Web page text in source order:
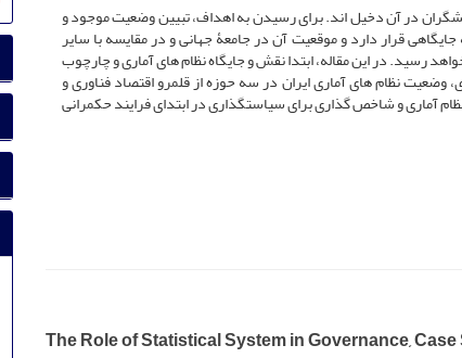
در آن دخیل اند. برای رسیدن به اهداف، تبیین وضعیت موجود و
قرار دارد و موقعیت آن در جامعۀ جهانی و در مقایسه با سایر
در این مقاله، ابتدا نقش و جایگاه نظام های آماری و چارچوب
نظام های آماری ایران در سه حوزه از قلمرو اقتصاد فناوری و
آماری و شاخص گذاری برای سیاستگذاری در ابتدای فرایند حکمرانی
The Role of Statistical System in Governance,